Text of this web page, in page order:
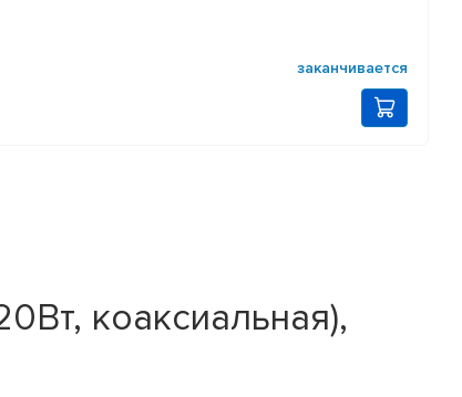
заканчивается
коаксиальная),